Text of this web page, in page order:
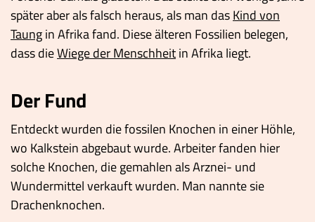
später aber als falsch heraus, als man dasKind von
Taungin Afrika fand. Diese älteren Fossilien belegen,
dass dieWiege der Menschheitin Afrika liegt.
Der Fund
Entdeckt wurden die fossilen Knochen in einer Höhle,
wo Kalkstein abgebaut wurde. Arbeiter fanden hier
solche Knochen, die gemahlen als Arznei- und
Wundermittel verkauft wurden. Man nannte sie
Drachenknochen.